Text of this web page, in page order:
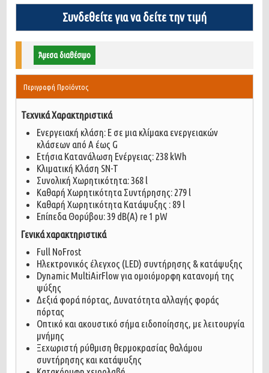
Συνδεθείτε για να δείτε την τιμή
Άμεσα διαθέσιμο
Περιγραφή Προϊόντος
Τεχνικά Χαρακτηριστικά
Ενεργειακή κλάση: E σε μια κλίμακα ενεργειακών
κλάσεων από A έως G
Ετήσια Κατανάλωση Ενέργειας: 238 kWh
Κλιματική Κλάση SN-T
Συνολική Χωρητικότητα: 368 l
Καθαρή Χωρητικότητα Συντήρησης: 279 l
Καθαρή Χωρητικότητα Κατάψυξης : 89 l
Επίπεδα Θορύβου: 39 dB(A) re 1 pW
Γενικά χαρακτηριστικά
Full NoFrost
Ηλεκτρονικός έλεγχος (LED) συντήρησης & κατάψυξης
Dynamic MultiAirFlow για ομοιόμορφη κατανομή της
ψύξης
Δεξιά φορά πόρτας, Δυνατότητα αλλαγής φοράς
πόρτας
Οπτικό και ακουστικό σήμα ειδοποίησης, με λειτουργία
μνήμης
Ξεχωριστή ρύθμιση θερμοκρασίας θαλάμου
συντήρησης και κατάψυξης